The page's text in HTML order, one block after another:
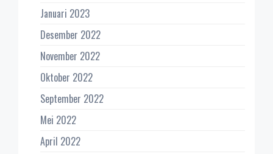
Januari 2023
Desember 2022
November 2022
Oktober 2022
September 2022
Mei 2022
April 2022